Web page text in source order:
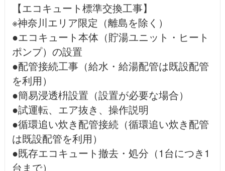
【エコキュート標準交換工事】
※神奈川エリア限定（離島を除く）
●エコキュート本体（貯湯ユニット・ヒート
ポンプ）の設置
●配管接続工事（給水・給湯配管は既設配管
を利用）
●簡易浸透枡設置（設置が必要な場合）
●試運転、エア抜き、操作説明
●循環追い炊き配管接続（循環追い炊き配管
は既設配管を利用）
●既存エコキュート撤去・処分（1台につき1
台まで）